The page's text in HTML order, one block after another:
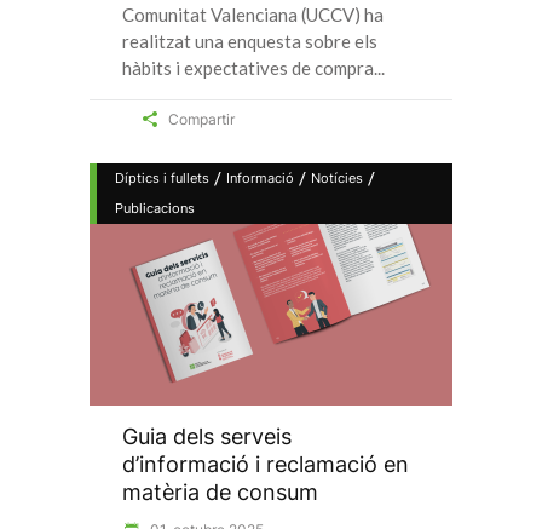
Comunitat Valenciana (UCCV) ha
realitzat una enquesta sobre els
hàbits i expectatives de compra
Compartir
Díptics i fullets / Informació / Notícies /
Publicacions
Guia dels serveis
d’informació i reclamació en
matèria de consum